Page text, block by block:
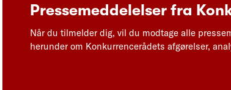
Pressemeddelelser fra
Når du tilmelder dig, vil du modtage alle
herunder om Konkurrencerådets afgørelser,